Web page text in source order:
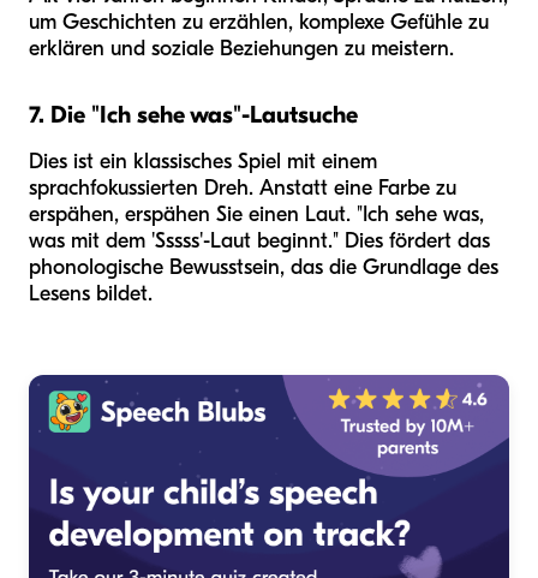
um Geschichten zu erzählen, komplexe Gefühle zu
erklären und soziale Beziehungen zu meistern.
7. Die "Ich sehe was"-Lautsuche
Dies ist ein klassisches Spiel mit einem
sprachfokussierten Dreh. Anstatt eine Farbe zu
erspähen, erspähen Sie einen Laut. "Ich sehe was,
was mit dem 'Sssss'-Laut beginnt." Dies fördert das
phonologische Bewusstsein, das die Grundlage des
Lesens bildet.